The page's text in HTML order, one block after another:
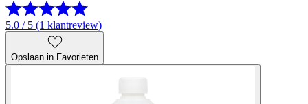
5.0 / 5 (1 klantreview)
Opslaan in Favorieten